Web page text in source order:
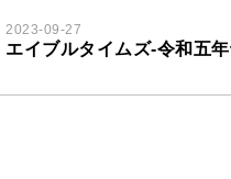
2023-09-27
エイブルタイムズ-令和五